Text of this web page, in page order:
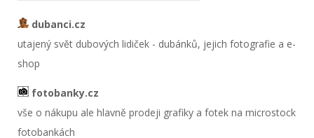
dubanci.cz
utajený svět dubových lidiček - dubánků, jejich fotografie a e-
shop
fotobanky.cz
vše o nákupu ale hlavně prodeji grafiky a fotek na microstock
fotobankách